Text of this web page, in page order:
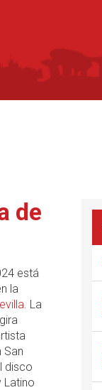
de
está
la
. La
San
disco
Latino